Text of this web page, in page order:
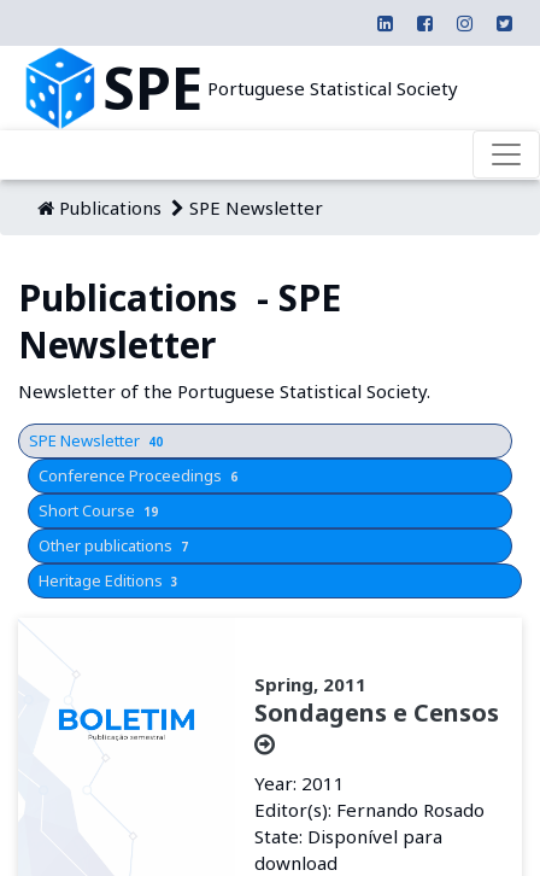
SPE Portuguese Statistical Society
Publications SPE Newsletter
Publications - SPE
Newsletter
Newsletter of the Portuguese Statistical Society.
SPE Newsletter 40
Conference Proceedings 6
Short Course 19
Other publications 7
Heritage Editions 3
Spring, 2011
Sondagens e Censos
Year: 2011
Editor(s): Fernando Rosado
State: Disponível para
download